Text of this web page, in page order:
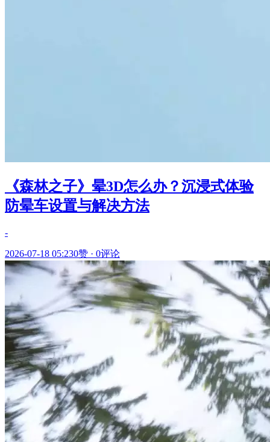
《森林之子》晕3D怎么办？沉浸式体验
防晕车设置与解决方法
-
2026-07-18 05:230赞 · 0评论